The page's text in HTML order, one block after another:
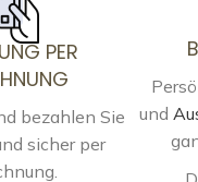
PER
bezahlen Sie
sicher per
und